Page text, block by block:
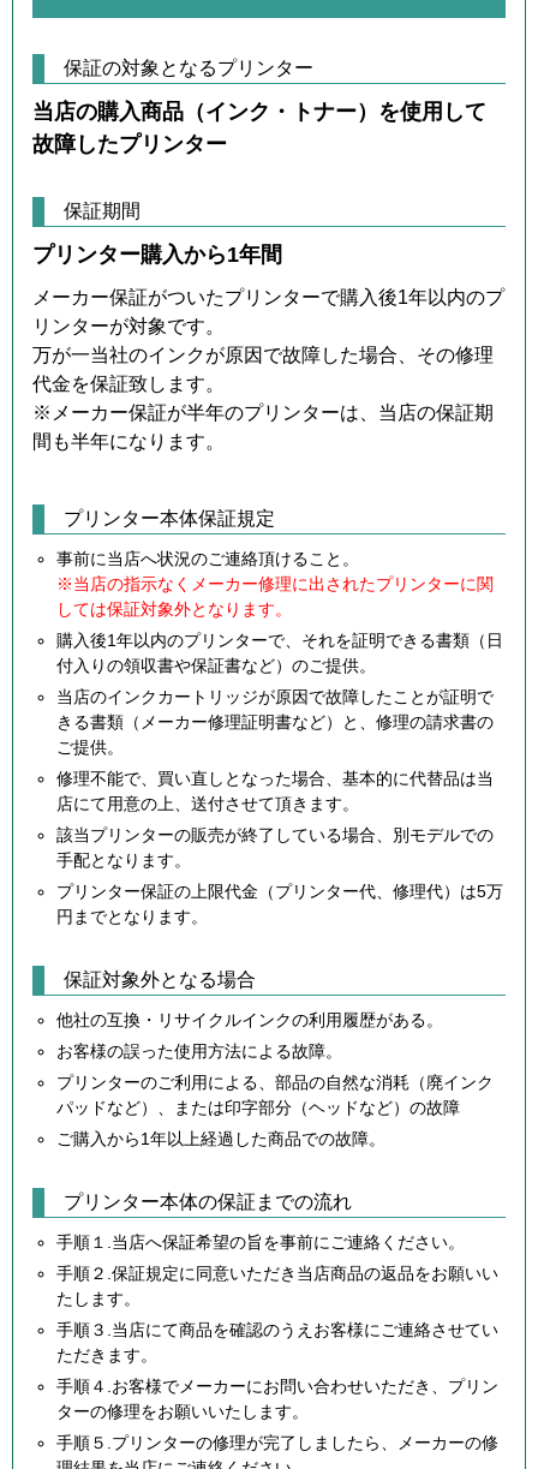
保証の対象となるプリンター
当店の購入商品（インク・トナー）を使用して
故障したプリンター
保証期間
プリンター購入から1年間
メーカー保証がついたプリンターで購入後1年以内のプ
リンターが対象です。
万が一当社のインクが原因で故障した場合、その修理
代金を保証致します。
※メーカー保証が半年のプリンターは、当店の保証期
間も半年になります。
プリンター本体保証規定
事前に当店へ状況のご連絡頂けること。
※当店の指示なくメーカー修理に出されたプリンターに関
しては保証対象外となります。
購入後1年以内のプリンターで、それを証明できる書類（日
付入りの領収書や保証書など）のご提供。
当店のインクカートリッジが原因で故障したことが証明で
きる書類（メーカー修理証明書など）と、修理の請求書の
ご提供。
修理不能で、買い直しとなった場合、基本的に代替品は当
店にて用意の上、送付させて頂きます。
該当プリンターの販売が終了している場合、別モデルでの
手配となります。
プリンター保証の上限代金（プリンター代、修理代）は5万
円までとなります。
保証対象外となる場合
他社の互換・リサイクルインクの利用履歴がある。
お客様の誤った使用方法による故障。
プリンターのご利用による、部品の自然な消耗（廃インク
パッドなど）、または印字部分（ヘッドなど）の故障
ご購入から1年以上経過した商品での故障。
プリンター本体の保証までの流れ
手順１.当店へ保証希望の旨を事前にご連絡ください。
手順２.保証規定に同意いただき当店商品の返品をお願いい
たします。
手順３.当店にて商品を確認のうえお客様にご連絡させてい
ただきます。
手順４.お客様でメーカーにお問い合わせいただき、プリン
ターの修理をお願いいたします。
手順５.プリンターの修理が完了しましたら、メーカーの修